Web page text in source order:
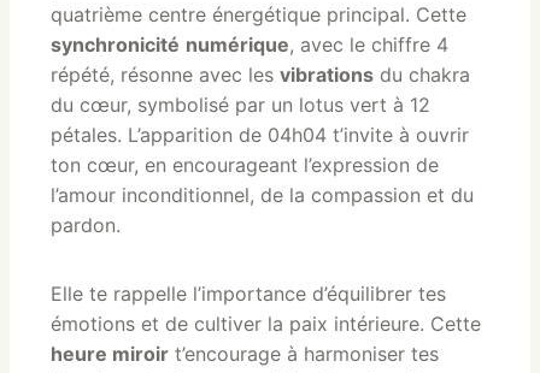
quatrième centre énergétique principal. Cette
synchronicité numérique, avec le chiffre 4
répété, résonne avec les vibrations du chakra
du cœur, symbolisé par un lotus vert à 12
pétales. L’apparition de 04h04 t’invite à ouvrir
ton cœur, en encourageant l’expression de
l’amour inconditionnel, de la compassion et du
pardon.
Elle te rappelle l’importance d’équilibrer tes
émotions et de cultiver la paix intérieure. Cette
heure miroir t’encourage à harmoniser tes